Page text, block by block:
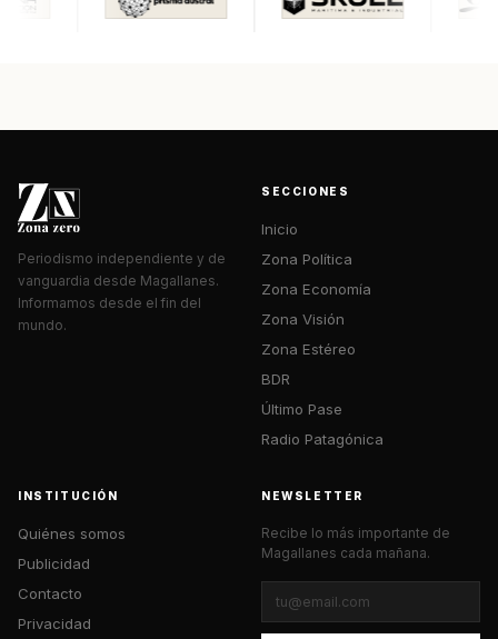
Periodismo independiente y de
vanguardia desde Magallanes.
Informamos desde el fin del
mundo.
SECCIONES
Inicio
Zona Política
Zona Economía
Zona Visión
Zona Estéreo
BDR
Último Pase
Radio Patagónica
INSTITUCIÓN
Quiénes somos
Publicidad
Contacto
Privacidad
NEWSLETTER
Recibe lo más importante de
Magallanes cada mañana.